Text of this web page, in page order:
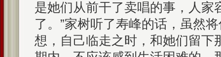
是她们从前干了卖唱的事，人家
了。”家树听了寿峰的话，虽然
想，自己临走之时，和她们留下